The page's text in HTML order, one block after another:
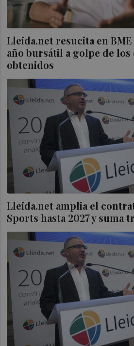
Lleida.net resucita en
año bursátil a golpe de
obtenidos
Lleida.net amplia el
Sports hasta 2027 y suma